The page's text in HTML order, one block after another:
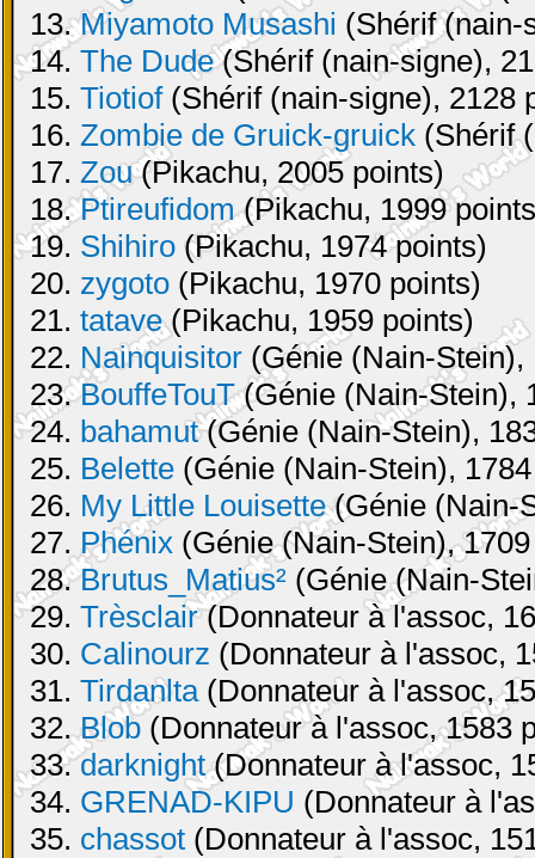
13.Miyamoto Musashi (Shérif (nain-
14. The Dude(Shérif (nain-signe),
15. Tiotiof(Shérif (nain-signe), 2128
16. Zombie de Gruick-gruick (Shérif
17. Zou(Pikachu, 2005 points)
18.Ptireufidom(Pikachu, 1999
19. Shihiro (Pikachu, 1974 points)
20. zygoto (Pikachu, 1970 points)
21. tatave(Pikachu, 1959 points)
22. Nainquisitor (Génie (Nain-Stein),
23.BouffeTouT(Génie (Nain-Stein),
24. bahamut(Génie (Nain-Stein),
25. Belette (Génie (Nain-Stein),
26. My Little Louisette(Génie (Nain-
27. Phénix (Génie (Nain-Stein),
28.Brutus_Matius² (Génie (Nain-
29. Trèsclair(Donnateur à l'assoc,
30. Calinourz (Donnateur à l'assoc,
31. Tirdanlta(Donnateur à l'assoc,
32.Blob (Donnateur à l'assoc, 1583
33.darknight(Donnateur à l'assoc,
34. GRENAD-KIPU (Donnateur à
35. chassot (Donnateur à l'assoc,